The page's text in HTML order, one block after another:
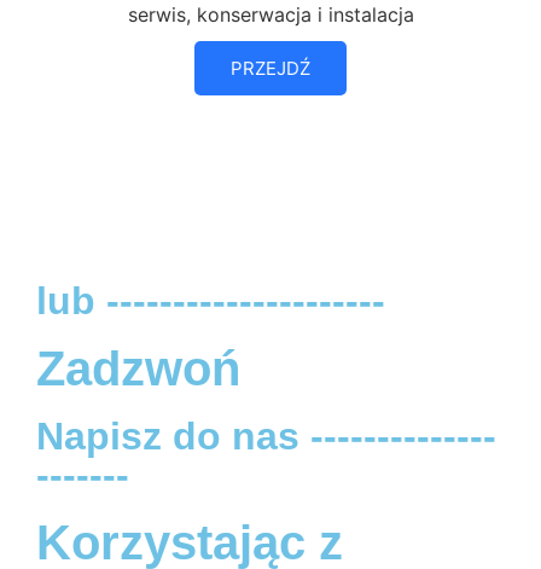
serwis, konserwacja i instalacja
PRZEJDŹ
Napisz do nas --------------
-------
Korzystając z
lub ---------------------
Zadzwoń